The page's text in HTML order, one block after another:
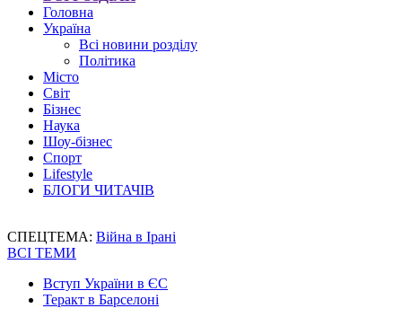
Головна
Україна
Всі новини розділу
Політика
Місто
Світ
Бізнес
Наука
Шоу-бізнес
Спорт
Lifestyle
БЛОГИ ЧИТАЧІВ
СПЕЦТЕМА: Війна в Ірані
ВСІ ТЕМИ
Вступ України в ЄС
Теракт в Барселоні